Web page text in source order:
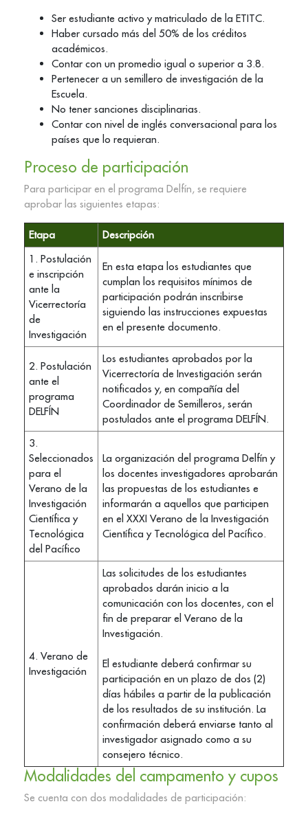
Ser estudiante activo y matriculado de la ETITC.
Haber cursado más del 50% de los créditos
académicos.
Contar con un promedio igual o superior a 3.8.
Pertenecer a un semillero de investigación de la
Escuela.
No tener sanciones disciplinarias.
Contar con nivel de inglés conversacional para los
países que lo requieran.
Proceso de participación
Para participar en el programa Delfín, se requiere
aprobar las siguientes etapas:
Etapa
Descripción
1. Postulación
e inscripción
ante la
Vicerrectoría
de
Investigación
En esta etapa los estudiantes que
cumplan los requisitos mínimos de
participación podrán inscribirse
siguiendo las instrucciones expuestas
en el presente documento.
2. Postulación
ante el
programa
DELFÍN
Los estudiantes aprobados por la
Vicerrectoría de Investigación serán
notificados y, en compañía del
Coordinador de Semilleros, serán
postulados ante el programa DELFÍN.
3.
Seleccionados
para el
Verano de la
Investigación
Científica y
Tecnológica
del Pacífico
La organización del programa Delfín y
los docentes investigadores aprobarán
las propuestas de los estudiantes e
informarán a aquellos que participen
en el XXXI Verano de la Investigación
Científica y Tecnológica del Pacífico.
4. Verano de
Investigación
Las solicitudes de los estudiantes
aprobados darán inicio a la
comunicación con los docentes, con el
fin de preparar el Verano de la
Investigación.
El estudiante deberá confirmar su
participación en un plazo de dos (2)
días hábiles a partir de la publicación
de los resultados de su institución. La
confirmación deberá enviarse tanto al
investigador asignado como a su
consejero técnico.
Modalidades del campamento y cupos
Se cuenta con dos modalidades de participación: